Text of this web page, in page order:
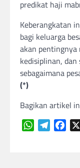
predikat haji
Keberangkatan
bagi keluarga
akan
kedisiplinan,
sebagaimana
(*)
Bagikan artikel
WhatsAppTelegram